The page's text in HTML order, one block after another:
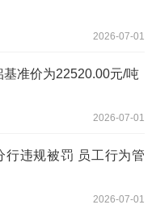
2026-07-01
准价为22520.00元/吨
2026-07-01
行违规被罚 员工行为管
2026-07-01